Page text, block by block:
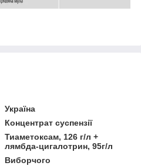
Україна
Концентрат суспензії
Тиаметоксам, 126 г/л +
лямбда-цигалотрин, 95г/л
Виборчого